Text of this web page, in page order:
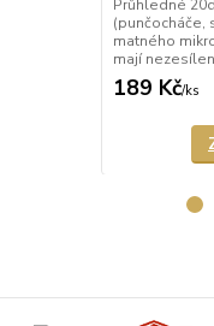
Průhledné
(punčocháče,
matného
mají
189 Kč/ks